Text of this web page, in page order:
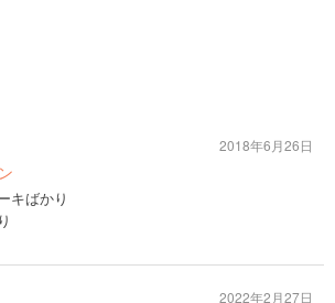
キばかり
2018年6月26日
2022年2月27日